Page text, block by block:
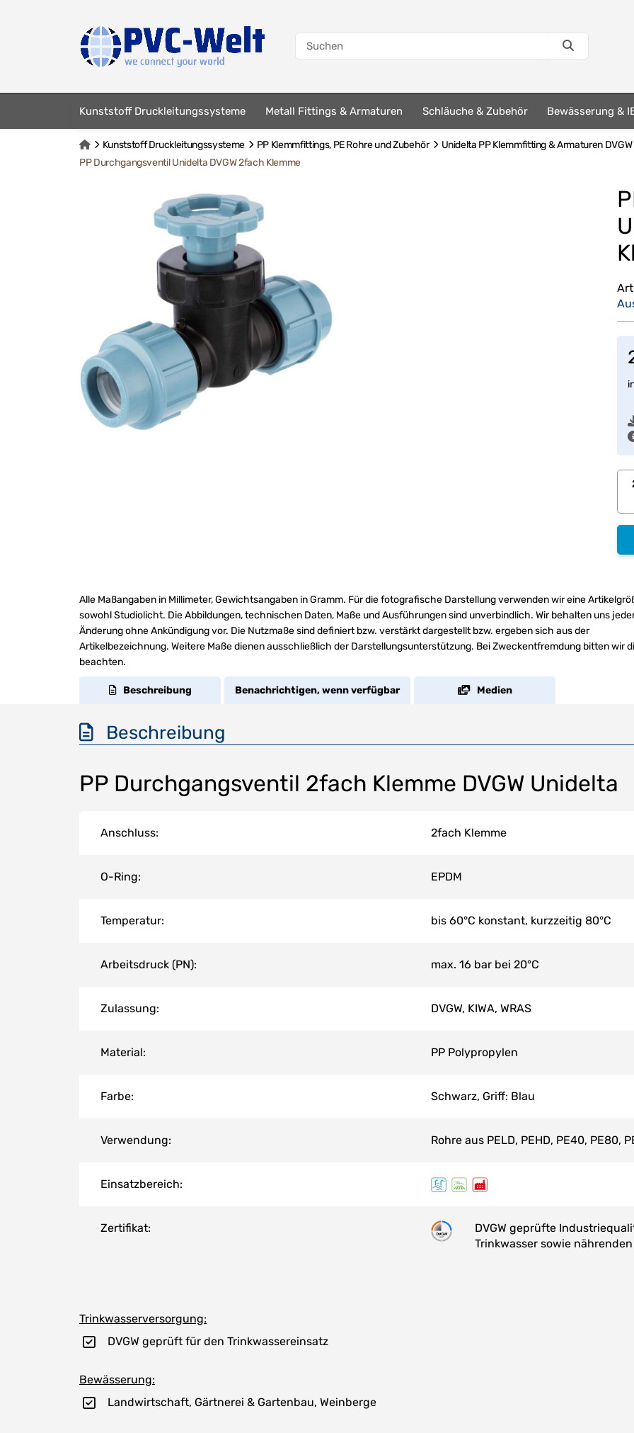
Kunststoff Druckleitungssysteme Metall Fittings & Armaturen Schläuche & Zubehör Bewässerung &
Kunststoff Druckleitungssysteme PP Klemmfittings, PE Rohre und Zubehör
Unidelta PP Klemmfitting & Armaturen
PP Durchgangsventil Unidelta DVGW 2fach Klemme
Alle Maßangaben in Millimeter, Gewichtsangaben in Gramm. Für die fotografische Darstellung verwenden wir eine
sowohl Studiolicht. Die Abbildungen, technischen Daten, Maße und Ausführungen sind unverbindlich. Wir behalten uns
Änderung ohne Ankündigung vor. Die Nutzmaße sind definiert bzw. verstärkt dargestellt bzw. ergeben sich aus der
Artikelbezeichnung. Weitere Maße dienen ausschließlich der Darstellungsunterstützung. Bei Zweckentfremdung bitten wir
beachten.
Beschreibung Benachrichtigen, wenn verfügbar Medien
Beschreibung
PP Durchgangsventil 2fach Klemme DVGW Unidelta
Anschluss: 2fach Klemme
O-Ring: EPDM
Temperatur: bis 60°C konstant, kurzzeitig 80°C
Arbeitsdruck (PN): max. 16 bar bei 20°C
Zulassung: DVGW, KIWA, WRAS
Material: PP Polypropylen
Farbe: Schwarz, Griff: Blau
Verwendung: Rohre aus PELD, PEHD, PE40, PE80,
Einsatzbereich:
Zertifikat:
DVGW geprüfte
Trinkwasser sowie
Trinkwasserversorgung:
DVGW geprüft für den Trinkwassereinsatz
Bewässerung:
Landwirtschaft, Gärtnerei & Gartenbau, Weinberge